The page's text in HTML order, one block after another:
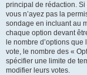
principal de rédaction.
vous n’ayez pas la
sondage en incluant au
chaque option devant
le nombre d’options
vote, le nombre des «
spécifier une limite de
modifier leurs votes.